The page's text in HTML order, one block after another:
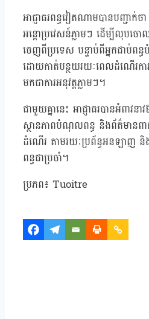
អាជ្ញាធរពន្ធវៀតណាមបានបញ្ជា
អន្តោប្រវេសន៍ភ្លាមៗ ដើម្បីលុបចោ
ចេញពីប្រទេស បន្ទាប់ពីអ្នកជាប់ពន្
ដោយកាត់បន្ថយរយៈពេលដំណើរកា
មកជាការអនុវត្តភ្លាមៗ។
ជាមួយគ្នានេះ អាជ្ញាធរបានអំពាវនា
ស្ថានភាពបំណុលពន្ធ និងព័ត៌មានពាក់
ដំណើរ តាមរយៈប្រព័ន្ធអនឡាញ និងក
ពន្ធជាប្រចាំ។
ប្រភព៖ Tuoitre